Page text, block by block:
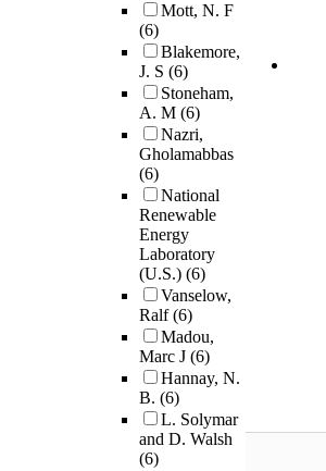
Mott, N. F
(6)
Blakemore,
J. S (6)
Stoneham,
A. M (6)
Nazri,
Gholamabbas
(6)
National
Renewable
Energy
Laboratory
(U.S.) (6)
Vanselow,
Ralf(6)
Madou,
Marc J (6)
Hannay, N.
B. (6)
L. Solymar
and D. Walsh
(6)